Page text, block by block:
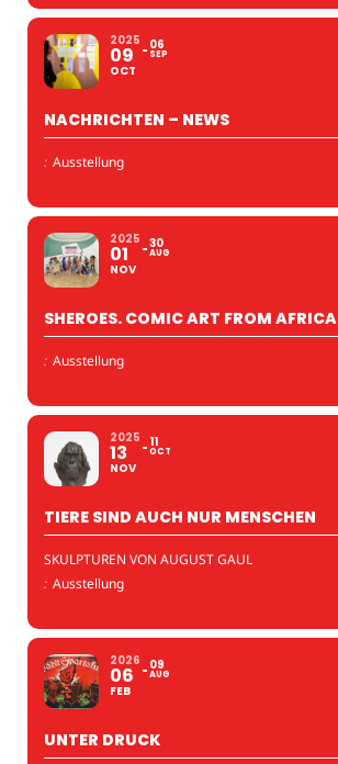
2025
09
OCT
06
SEP
NACHRICHTEN – NEWS
: Ausstellung
2025
01
NOV
30
AUG
SHEROES. COMIC ART FROM AFRICA
: Ausstellung
2025
13
NOV
11
OCT
TIERE SIND AUCH NUR MENSCHEN
SKULPTUREN VON AUGUST GAUL
: Ausstellung
2026
06
FEB
09
AUG
UNTER DRUCK